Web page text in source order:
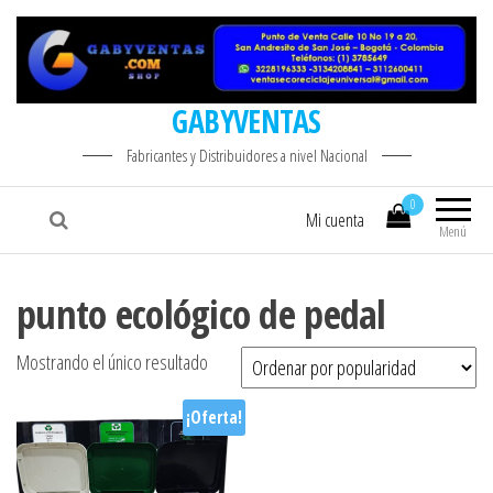
GABYVENTAS
Fabricantes y Distribuidores a nivel Nacional
Menú
0
Mi cuenta
punto ecológico de pedal
Mostrando el único resultado
¡Oferta!